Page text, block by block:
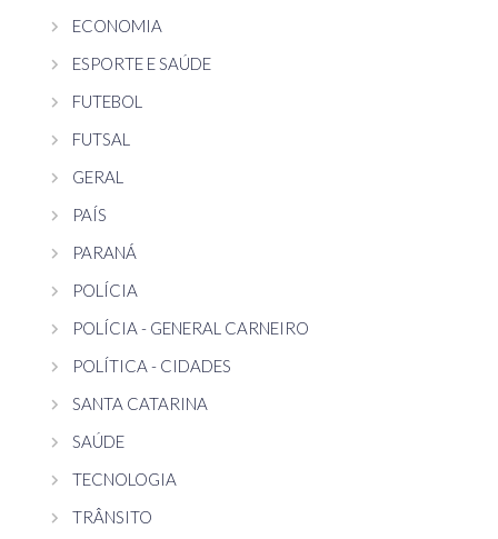
ECONOMIA
ESPORTE E SAÚDE
FUTEBOL
FUTSAL
GERAL
PAÍS
PARANÁ
POLÍCIA
POLÍCIA - GENERAL CARNEIRO
POLÍTICA - CIDADES
SANTA CATARINA
SAÚDE
TECNOLOGIA
TRÂNSITO